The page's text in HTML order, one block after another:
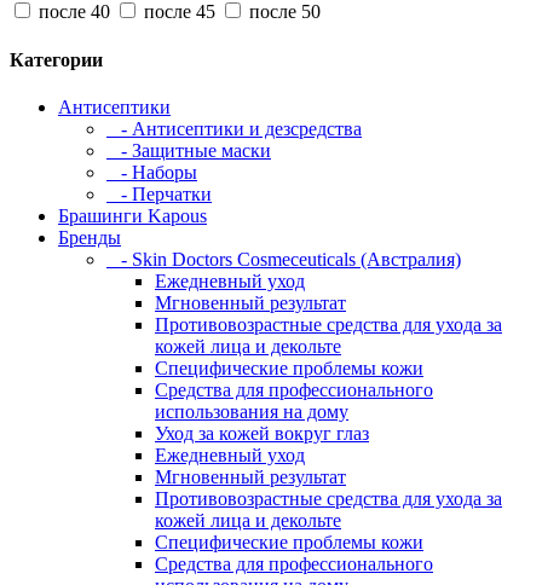
после 40
после 45 после 50
Категории
Антисептики
- Антисептики и дезсредства
- Защитные маски
- Наборы
- Перчатки
Брашинги Kapous
Бренды
- Skin Doctors Cosmeceuticals (Австралия)
Ежедневный уход
Мгновенный результат
Противовозрастные средства для ухода за
кожей лица и декольте
Специфические проблемы кожи
Средства для профессионального
использования на дому
Уход за кожей вокруг глаз
Ежедневный уход
Мгновенный результат
Противовозрастные средства для ухода за
кожей лица и декольте
Специфические проблемы кожи
Средства для профессионального